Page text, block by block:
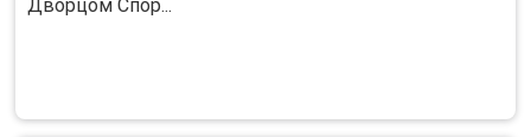
Дворцом Спор...